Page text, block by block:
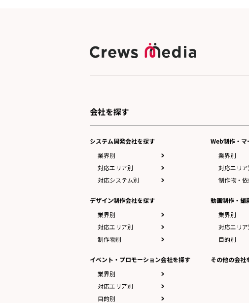
会社を探す
システム開発会社を探す
業界別
対応エリア別
対応システム別
デザイン制作会社を探す
業界別
対応エリア別
制作物別
イベント・プロモーション会社を探す
業界別
対応エリア別
目的別
Web制作・マ
業界別
対応エリア
制作物・
動画制作・撮
業界別
対応エリア
目的別
その他の会社